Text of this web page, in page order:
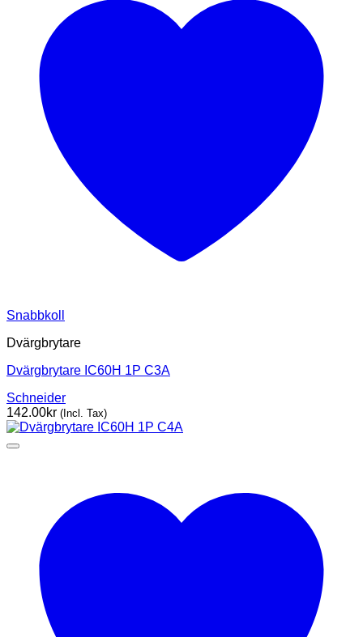
Snabbkoll
Dvärgbrytare
Dvärgbrytare IC60H 1P C3A
Schneider
142.00kr (Incl. Tax)